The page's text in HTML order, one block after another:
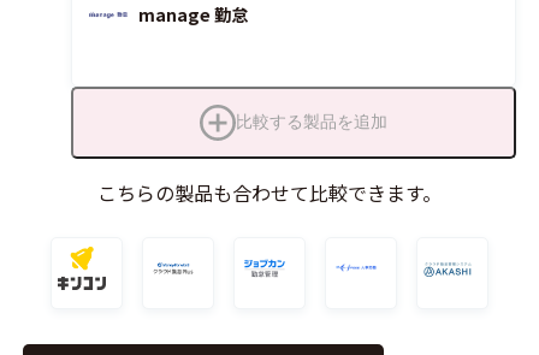
manage 勤怠
比較する製品を追加
こちらの製品も合わせて比較できます。